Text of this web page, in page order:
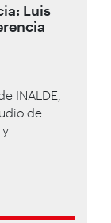
Luis
INALDE,
de